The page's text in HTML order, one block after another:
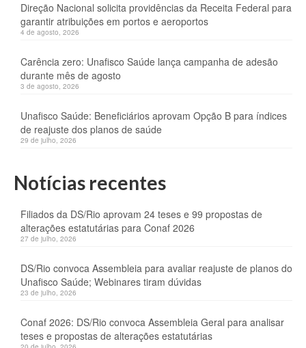
Direção Nacional solicita providências da Receita Federal para
garantir atribuições em portos e aeroportos
4 de agosto, 2026
Carência zero: Unafisco Saúde lança campanha de adesão
durante mês de agosto
3 de agosto, 2026
Unafisco Saúde: Beneficiários aprovam Opção B para índices
de reajuste dos planos de saúde
29 de julho, 2026
Notícias recentes
Filiados da DS/Rio aprovam 24 teses e 99 propostas de
alterações estatutárias para Conaf 2026
27 de julho, 2026
DS/Rio convoca Assembleia para avaliar reajuste de planos do
Unafisco Saúde; Webinares tiram dúvidas
23 de julho, 2026
Conaf 2026: DS/Rio convoca Assembleia Geral para analisar
teses e propostas de alterações estatutárias